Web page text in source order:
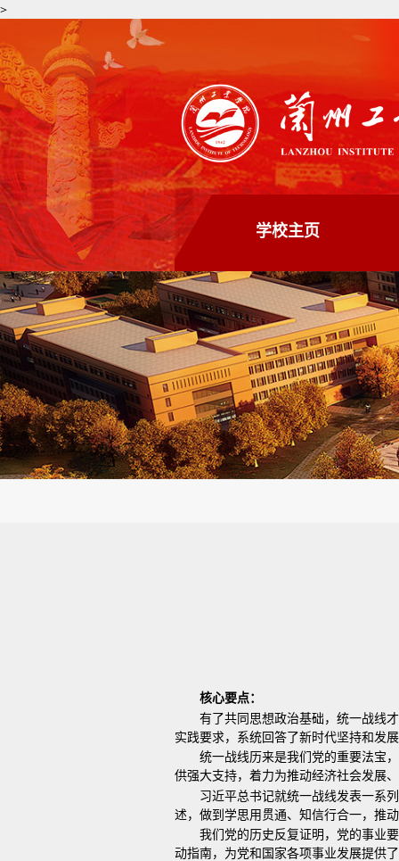
>
学校主页
核心要点：
有了共同思想政治基础，统一战线
实践要求，系统回答了新时代坚持和发
统一战线历来是我们党的重要法宝
供强大支持，着力为推动经济社会发展
习近平总书记就统一战线发表一系
述，做到学思用贯通、知信行合一，推
我们党的历史反复证明，党的事业
动指南，为党和国家各项事业发展提供